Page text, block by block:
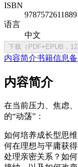
ISBN
9787572611889
语言
中文
下载（PDF+EPUB，
内容简介书籍信息
内容简介
在当前压力、焦虑
的“动荡”：
如何培养成长型思
何在理想与平庸获
处理亲密关系？如